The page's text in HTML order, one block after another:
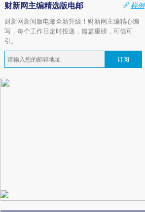
财新网主编精选版电邮
样例
财新网新闻版电邮全新升级！财新网主编精心编
写，每个工作日定时投递，篇篇重磅，可信可
引。
订阅